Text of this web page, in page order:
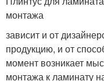
монтажа
зависит и от
продукцию, и от
момент возникает
монтажа к ламинату